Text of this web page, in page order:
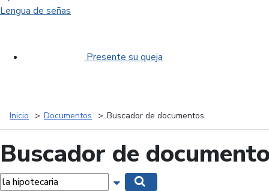
Lengua de señas
Presente su queja
Inicio Documentos Buscador de documentos
Buscador de
Mostrar opciones de búsqueda